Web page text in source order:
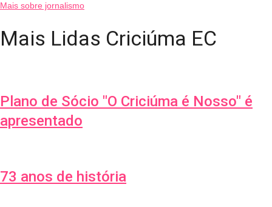
Mais sobre jornalismo
Mais Lidas Criciúma EC
Plano de Sócio "O Criciúma é Nosso" é
apresentado
73 anos de história